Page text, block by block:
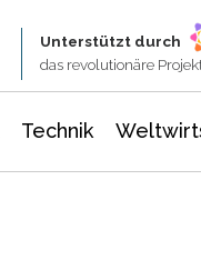
Unterstützt durch
das revolutionäre
Technik